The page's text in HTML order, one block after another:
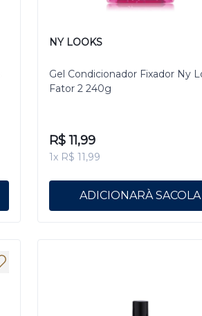
NY LOOKS
Gel Condicionador Fixador Ny
Fator 2 240g
R$ 11,99
1x R$ 11,99
ADICIONAR